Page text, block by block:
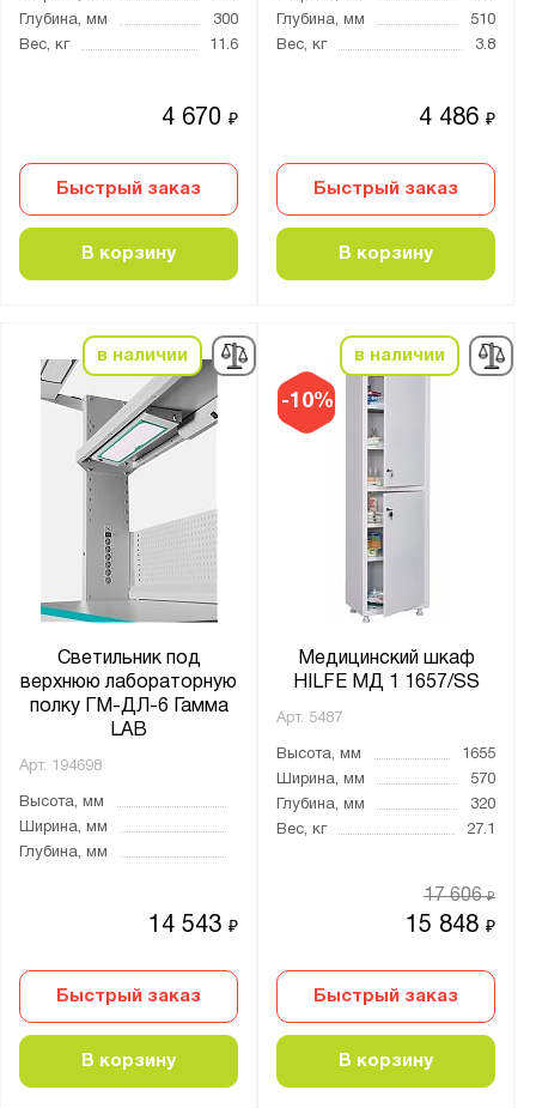
Глубина, мм
300
Вес, кг
11.6
4 670₽
Быстрый заказ
В корзину
Глубина, мм
510
Вес, кг
3.8
4 486₽
Быстрый заказ
В корзину
в наличии
Светильник под
верхнюю лабораторную
полку ГМ-ДЛ-6 Гамма
LAB
Арт. 194698
Высота, мм
Ширина, мм
Глубина, мм
14 543₽
Быстрый заказ
В корзину
-10%
в наличии
Медицинский шкаф
HILFE МД 1 1657/SS
Арт. 5487
Высота, мм
1655
Ширина, мм
570
Глубина, мм
320
Вес, кг
27.1
15 848₽
17 606₽
Быстрый заказ
В корзину